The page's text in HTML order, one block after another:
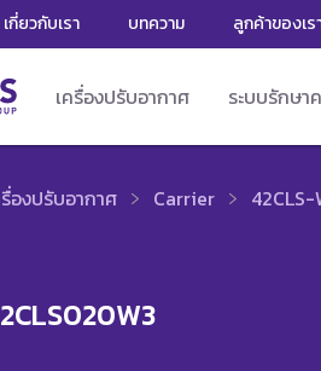
เกี่ยวกับเรา บทความ ลูกค้าของเร
เครื่องปรับอากาศ ระบบรักษ
องปรับอากาศ Carrier